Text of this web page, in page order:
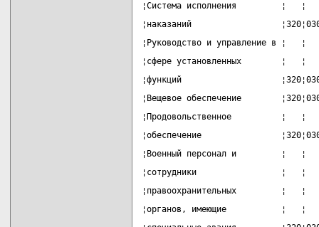
¦Система исполнения
¦наказаний
¦Руководство и управление
¦сфере установленных
¦функций
¦Вещевое обеспечение
¦Продовольственное
¦обеспечение
¦Военный персонал и
¦сотрудники                 ¦
¦правоохранительных
¦органов, имеющие           ¦